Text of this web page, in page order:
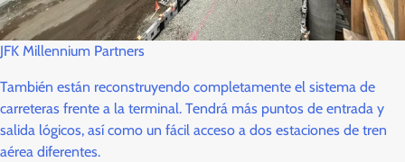
JFK Millennium Partners
También están reconstruyendo completamente el sistema de
carreteras frente a la terminal. Tendrá más puntos de entrada y
salida lógicos, así como un fácil acceso a dos estaciones de tren
aérea diferentes.